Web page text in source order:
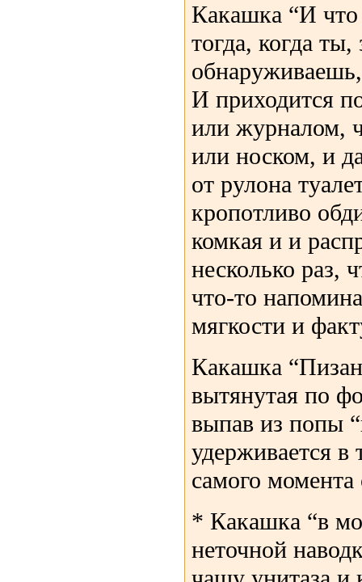
Какашка “И что
тогда, когда
И приходится
или журналом,
или носком, и
от рулона
кропотливо
комкая и и
несколько раз,
что-то
мягкости и
Какашка
вытянутая по
выпав из попы
удерживается
самого момента
* Какашка “в
неточной